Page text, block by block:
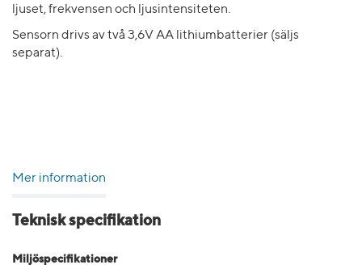
ljuset, frekvensen och ljusintensiteten.
Sensorn drivs av två 3,6V AA lithiumbatterier (säljs
separat).
Mer information
Teknisk specifikation
Miljöspecifikationer